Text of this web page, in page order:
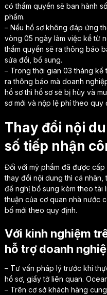
có thẩm quyền sẽ ban hành
phẩm.
– Nếu hồ sơ không đáp ứng
vòng 05 ngày làm việc kể từ
thẩm quyền sẽ ra thông báo
sửa đổi, bổ sung.
– Trong thời gian 03 tháng kể
ra thông báo mà doanh
hồ sơ thì hồ sơ sẽ bị hủy và
sơ mới và nộp lệ phí theo quy
Thay đổi nội
số tiếp nhận
Đối với mỹ phẩm đã được
thay đổi nội dung thì cá nhân,
đề nghị bổ sung kèm theo tài
thuận của cơ quan nhà nước
bố mới theo quy định.
Với kinh nghiệm
hỗ trợ doanh
– Tư vấn pháp lý trước khi
hồ sơ, giấy tờ liên quan.
– Trên cơ sở khách hàng